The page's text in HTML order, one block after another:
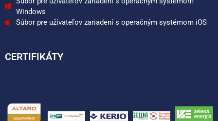
Windows
Súbor pre užívateľov zariadení s operačným systémom iOS
CERTIFIKÁTY